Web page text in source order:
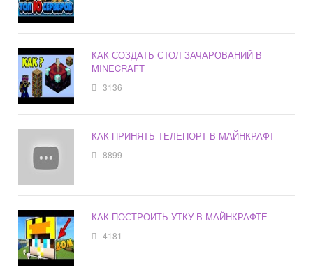
КАК СОЗДАТЬ СТОЛ ЗАЧАРОВАНИЙ В
MINECRAFT
3136
КАК ПРИНЯТЬ ТЕЛЕПОРТ В МАЙНКРАФТ
8899
КАК ПОСТРОИТЬ УТКУ В МАЙНКРАФТЕ
4181